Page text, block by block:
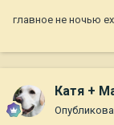
главное не ночью
Катя +